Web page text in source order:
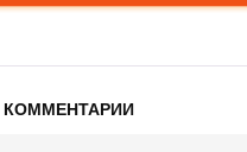
КОММЕНТАРИИ